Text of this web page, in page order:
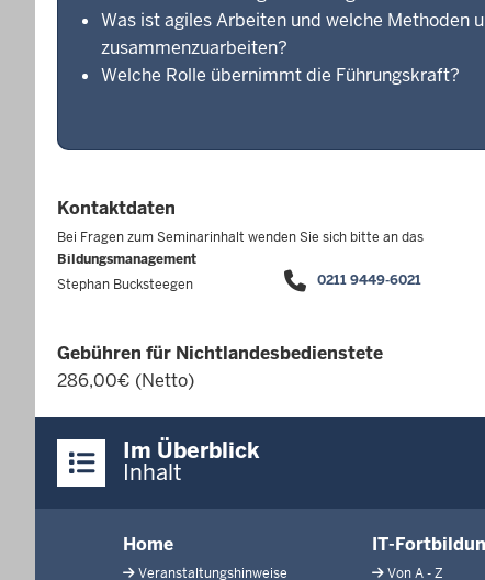
Was ist agiles Arbeiten und welche Methoden
zusammenzuarbeiten?
Welche Rolle übernimmt die Führungskraft?
Kontaktdaten
Bei Fragen zum Seminarinhalt wenden Sie sich bitte an das
Bildungsmanagement
Stephan Bucksteegen
0211 9449-6021
Gebühren für Nichtlandesbedienstete
286,00€ (Netto)
Inhalte
Im Überblick
Inhalt
Home
Veranstaltungshinweise
IT-
Von A - Z